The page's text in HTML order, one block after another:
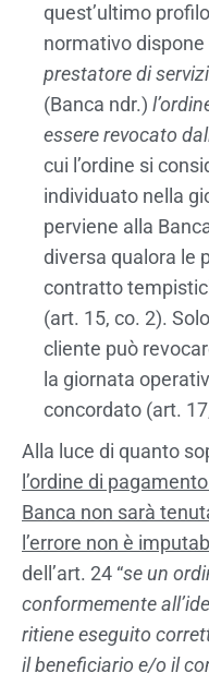
quest’ultimo
normativo dispone
prestatore di
(Banca ndr.)
essere revocato
cui l’ordine si
individuato nella
perviene alla
diversa qualora le
contratto
(art. 15, co. 2).
cliente può
la giornata
concordato (art.
Alla luce di quanto
l’ordine di
Banca non sarà
l’errore non è
dell’art. 24 “se un
conformemente
ritiene eseguito
il beneficiario e/o il